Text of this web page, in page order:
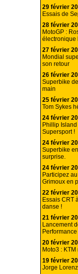
29 février
Essais de
28 février
MotoGP :
électronique
27 février
Mondial
son retour
26 février
Superbike
main
25 février
Tom Sykes
24 février
Phillip
Supersport !
24 février
Superbike
surprise.
24 février
Participez
Grimoux en
22 février
Essais CRT
danse !
21 février
Lancement
Performance
20 février
Moto3 :
19 février
Jorge